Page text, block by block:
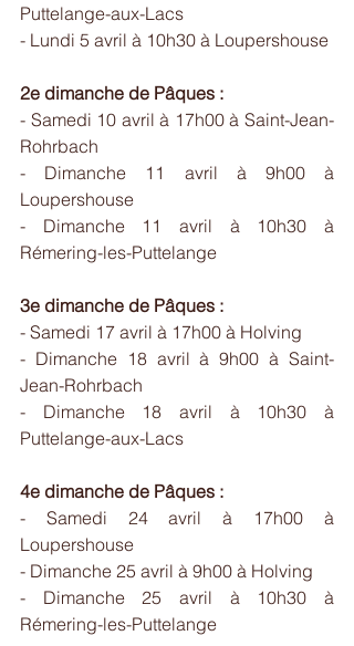
Puttelange-aux-Lacs
- Lundi 5 avril à 10h30 à Loupershouse
2e dimanche de Pâques :
- Samedi 10 avril à 17h00 à Saint-Jean-
Rohrbach
- Dimanche 11 avril à 9h00 à
Loupershouse
- Dimanche 11 avril à 10h30 à
Rémering-les-Puttelange
3e dimanche de Pâques :
- Samedi 17 avril à 17h00 à Holving
- Dimanche 18 avril à 9h00 à Saint-
Jean-Rohrbach
- Dimanche 18 avril à 10h30 à
Puttelange-aux-Lacs
4e dimanche de Pâques :
- Samedi 24 avril à 17h00 à
Loupershouse
- Dimanche 25 avril à 9h00 à Holving
- Dimanche 25 avril à 10h30 à
Rémering-les-Puttelange